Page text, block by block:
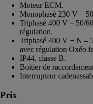
Moteur ECM.
Monophasé 230 V –
Triphasé 400 V – 50/
régulation.
Triphasé 400 V + N –
avec régulation Oxéo
IP44, classe B.
Boitier de
Interrupteur
Prix